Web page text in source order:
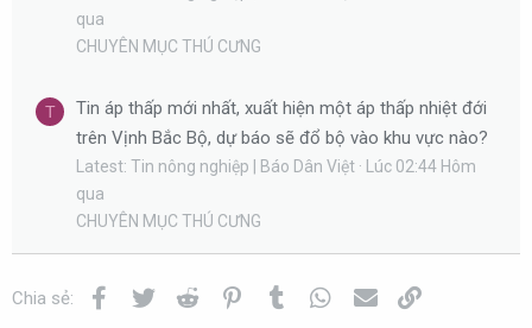
qua
CHUYÊN MỤC THÚ CƯNG
T
Tin áp thấp mới nhất, xuất hiện một áp thấp nhiệt đới
trên Vịnh Bắc Bộ, dự báo sẽ đổ bộ vào khu vực nào?
Latest: Tin nông nghiệp | Báo Dân Việt
Lúc 02:44 Hôm
qua
CHUYÊN MỤC THÚ CƯNG
Chia sẻ: Facebook
Twitter Reddit PinterestTumblr WhatsApp
Email